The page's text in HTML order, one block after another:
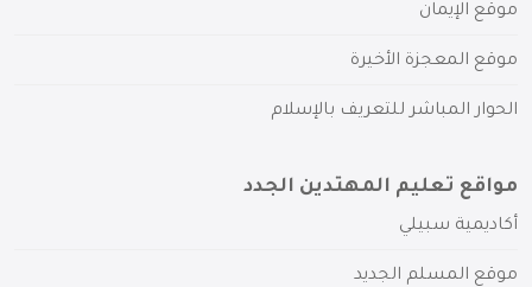
موقع الإيمان
موقع المعجزة الأخيرة
الحوار المباشر للتعريف بالإسلام
مواقع تعليم المهتدين الجدد
أكاديمية سبيلي
موقع المسلم الجديد